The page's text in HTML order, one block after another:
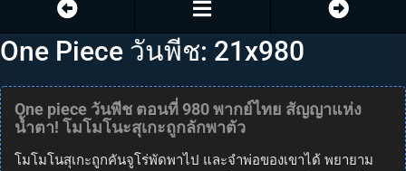
One Piece วันพีช: 21x980
One piece วันพีช ตอนที่ 980 พากย์ไทย สัญญาแห่ง
น้ำตา! โมโมโนะสุเกะถูกลักพาตัว
โมโมโนสุเกะถูกคันจูโร่พัดพาไป และจำพ่อของเขาได้ พยายาม